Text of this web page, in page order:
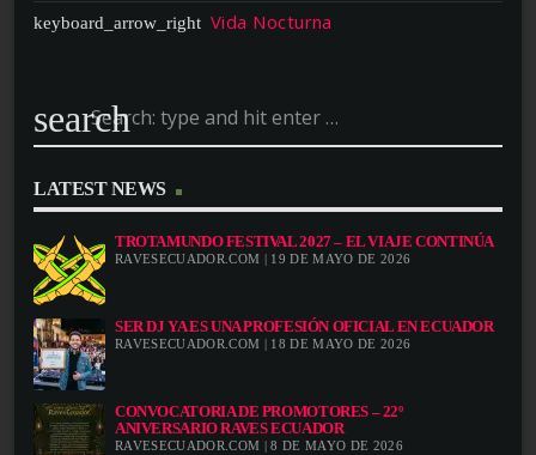
Vida Nocturna
search
LATEST NEWS
TROTAMUNDO FESTIVAL 2027 – EL VIAJE CONTINÚA
RAVESECUADOR.COM | 19 DE MAYO DE 2026
SER DJ YA ES UNA PROFESIÓN OFICIAL EN ECUADOR
RAVESECUADOR.COM | 18 DE MAYO DE 2026
CONVOCATORIA DE PROMOTORES – 22º
ANIVERSARIO RAVES ECUADOR
RAVESECUADOR.COM | 8 DE MAYO DE 2026